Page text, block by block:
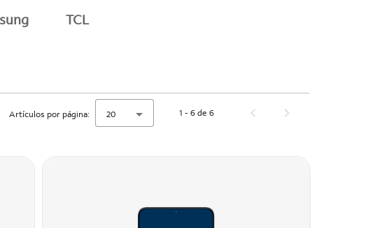
TCL
Artículos por página: 20 1 - 6 de 6